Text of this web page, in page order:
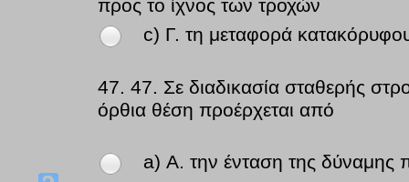
προς το ίχνος των τροχών
c) Γ. τη μεταφορά
47. 47. Σε διαδικασία σταθερής
όρθια θέση προέρχεται από
a) Α. την ένταση της δύναμης